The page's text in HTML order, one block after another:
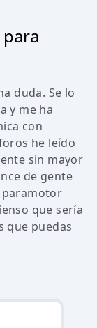
duda. Se lo
y me ha
con
he leído
sin mayor
de gente
paramotor
que sería
que puedas